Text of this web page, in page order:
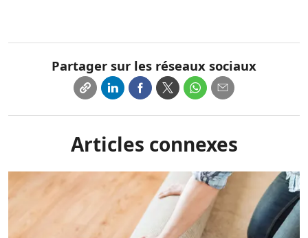
Partager sur les réseaux sociaux
Articles connexes